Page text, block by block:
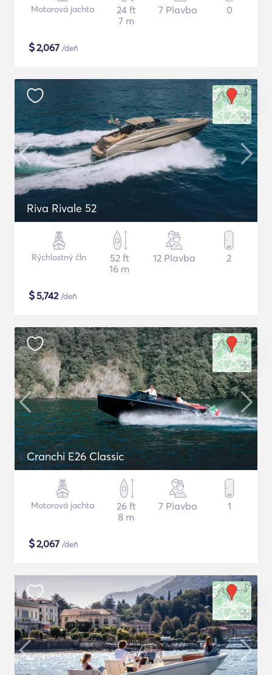
Motorová jachta
24 ft
7 m
7 Plavba 0
$2,067 /deň
Riva Rivale 52
Rýchlostný čln
52 ft
16 m
12 Plavba 2
$5,742/deň
Cranchi E26 Classic
Motorová jachta
26 ft
8 m
7 Plavba 1
$2,067 /deň